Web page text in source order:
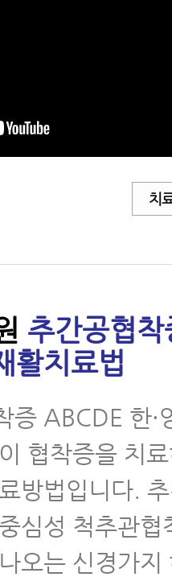
치
추간공협
활치료법
증 ABCDE 한·
협착증을 치
방법입니다.
심성 척추관협
오는 신경가지